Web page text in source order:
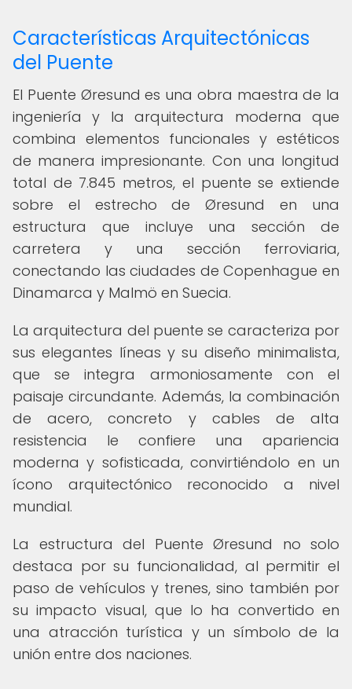
Características Arquitectónicas
del Puente
El Puente Øresund es una obra maestra de la
ingeniería y la arquitectura moderna que
combina elementos funcionales y estéticos
de manera impresionante. Con una longitud
total de 7.845 metros, el puente se extiende
sobre el estrecho de Øresund en una
estructura que incluye una sección de
carretera y una sección ferroviaria,
conectando las ciudades de Copenhague en
Dinamarca y Malmö en Suecia.
La arquitectura del puente se caracteriza por
sus elegantes líneas y su diseño minimalista,
que se integra armoniosamente con el
paisaje circundante. Además, la combinación
de acero, concreto y cables de alta
resistencia le confiere una apariencia
moderna y sofisticada, convirtiéndolo en un
ícono arquitectónico reconocido a nivel
mundial.
La estructura del Puente Øresund no solo
destaca por su funcionalidad, al permitir el
paso de vehículos y trenes, sino también por
su impacto visual, que lo ha convertido en
una atracción turística y un símbolo de la
unión entre dos naciones.